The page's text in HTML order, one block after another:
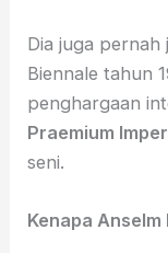
Dia juga pernah
Biennale tahun
penghargaan
Praemium
seni.
Kenapa